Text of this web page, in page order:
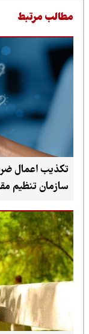
مرتبط
سازمان تنظیم مقررات